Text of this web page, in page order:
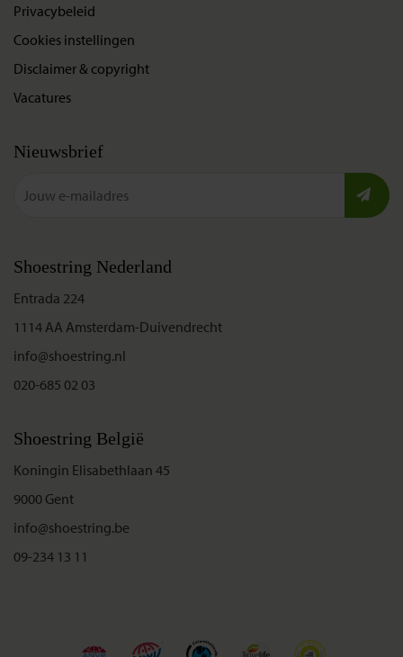
Privacybeleid
Cookies instellingen
Disclaimer & copyright
Vacatures
Nieuwsbrief
Shoestring Nederland
Entrada 224
1114 AA Amsterdam-Duivendrecht
info@shoestring.nl
020-685 02 03
Shoestring België
Koningin Elisabethlaan 45
9000 Gent
info@shoestring.be
09-234 13 11